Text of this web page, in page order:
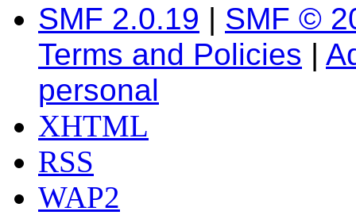
SMF 2.0.19 | SMF ©
Terms and Policies |
personal
XHTML
RSS
WAP2